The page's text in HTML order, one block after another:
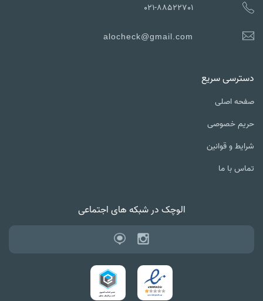
021-88522701
alocheck@gmail.com
دسترسی سریع
صفحه اصلی
حریم خصوصی
شرایط و قوانین
تماس با ما
الوچک در شبکه های اجتماعی